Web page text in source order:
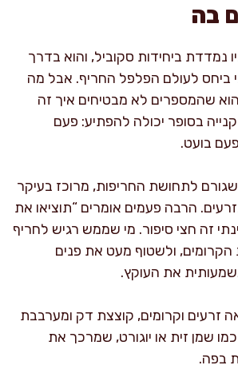
בה
נמדדת ביחידות סקוביל, והוא בדרך
ביחס לעולם הפלפל החריף. אבל מה
שהמספרים לא מבטיחים איך זה
בסופר יכולה להפתיע: פעם
בועט.
לתחושת החריפות, מרוכז בעיקר
הרבה פעמים אומרים “תוציאו את
זה חצי סיפור. מי שממש רגיש לחריף
הקרומים, ולשטוף מעט את פנים
את העוקץ.
זרעים וקרומים, קוצצת דק ומערבבת
שמן זית או יוגורט, שמרכך את
בפה.